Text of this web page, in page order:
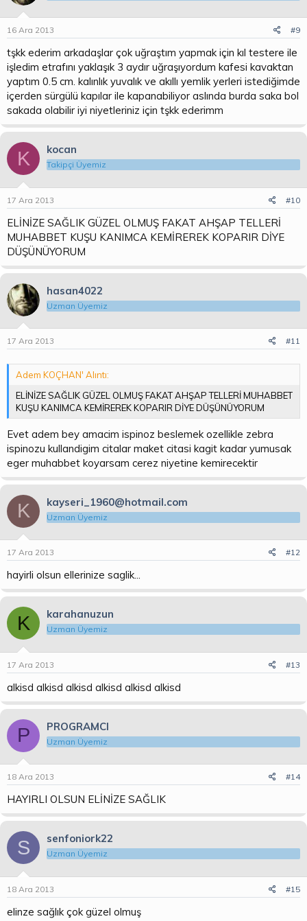
16 Ara 2013 #9
tşkk ederim arkadaşlar çok uğraştım yapmak için kıl testere ile
işledim etrafını yaklaşık 3 aydır uğraşıyordum kafesi kavaktan
yaptım 0.5 cm. kalınlık yuvalık ve akıllı yemlik yerleri istediğimde
içerden sürgülü kapılar ile kapanabiliyor aslında burda saka bol
sakada olabilir iyi niyetleriniz için tşkk ederimm
K kocan
Takipçi Üyemiz
17 Ara 2013 #10
ELİNİZE SAĞLIK GÜZEL OLMUŞ FAKAT AHŞAP TELLERİ
MUHABBET KUŞU KANIMCA KEMİREREK KOPARIR DİYE
DÜŞÜNÜYORUM
hasan4022
Uzman Üyemiz
17 Ara 2013 #11
Adem KOÇHAN' Alıntı:
ELİNİZE SAĞLIK GÜZEL OLMUŞ FAKAT AHŞAP TELLERİ MUHABBET
KUŞU KANIMCA KEMİREREK KOPARIR DİYE DÜŞÜNÜYORUM
Evet adem bey amacim ispinoz beslemek ozellikle zebra
ispinozu kullandigim citalar maket citasi kagit kadar yumusak
eger muhabbet koyarsam cerez niyetine kemirecektir
K kayseri_1960@hotmail.com
Uzman Üyemiz
17 Ara 2013 #12
hayirli olsun ellerinize saglik...
K karahanuzun
Uzman Üyemiz
17 Ara 2013 #13
alkisd alkisd alkisd alkisd alkisd alkisd
P PROGRAMCI
Uzman Üyemiz
18 Ara 2013 #14
HAYIRLI OLSUN ELİNİZE SAĞLIK
S senfoniork22
Uzman Üyemiz
18 Ara 2013 #15
elinze sağlık çok güzel olmuş